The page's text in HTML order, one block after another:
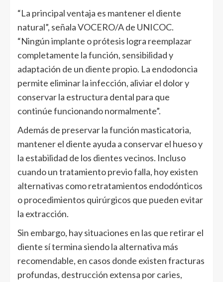
“La principal ventaja es mantener el diente
natural”, señala VOCERO/A de UNICOC.
“Ningún implante o prótesis logra reemplazar
completamente la función, sensibilidad y
adaptación de un diente propio. La endodoncia
permite eliminar la infección, aliviar el dolor y
conservar la estructura dental para que
continúe funcionando normalmente”.
Además de preservar la función masticatoria,
mantener el diente ayuda a conservar el hueso y
la estabilidad de los dientes vecinos. Incluso
cuando un tratamiento previo falla, hoy existen
alternativas como retratamientos endodónticos
o procedimientos quirúrgicos que pueden evitar
la extracción.
Sin embargo, hay situaciones en las que retirar el
diente sí termina siendo la alternativa más
recomendable, en casos donde existen fracturas
profundas, destrucción extensa por caries,